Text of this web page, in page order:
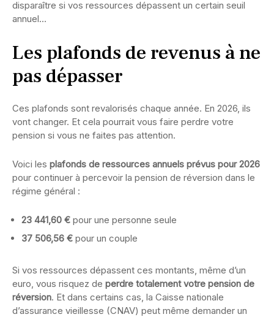
disparaître si vos ressources dépassent un certain seuil
annuel…
Les plafonds de revenus à ne
pas dépasser
Ces plafonds sont revalorisés chaque année. En 2026, ils
vont changer. Et cela pourrait vous faire perdre votre
pension si vous ne faites pas attention.
Voici les plafonds de ressources annuels prévus pour 2026
pour continuer à percevoir la pension de réversion dans le
régime général :
23 441,60 € pour une personne seule
37 506,56 € pour un couple
Si vos ressources dépassent ces montants, même d’un
euro, vous risquez de perdre totalement votre pension de
réversion. Et dans certains cas, la Caisse nationale
d’assurance vieillesse (CNAV) peut même demander un